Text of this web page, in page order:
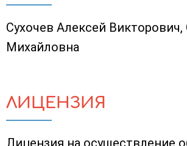
Сухочев Алексей
Михайловна
ЛИЦЕНЗИЯ